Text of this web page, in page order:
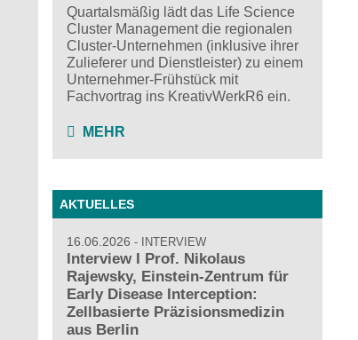
Quartalsmäßig lädt das Life Science
Cluster Management die regionalen
Cluster-Unternehmen (inklusive ihrer
Zulieferer und Dienstleister) zu einem
Unternehmer-Frühstück mit
Fachvortrag ins KreativWerkR6 ein.
MEHR
AKTUELLES
16.06.2026 INTERVIEW
Interview I Prof. Nikolaus
Rajewsky, Einstein-Zentrum für
Early Disease Interception:
Zellbasierte Präzisionsmedizin
aus Berlin